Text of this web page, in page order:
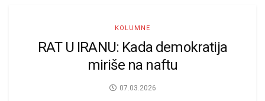
KOLUMNE
RAT U IRANU: Kada demokratija
miriše na naftu
07.03.2026